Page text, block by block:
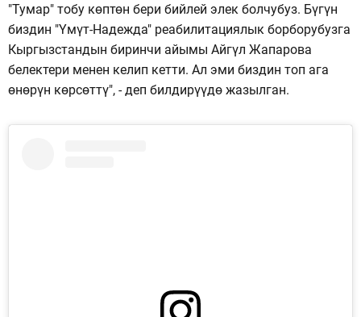
"Тумар" тобу көптөн бери бийлей элек болчубуз. Бүгүн
биздин "Үмүт-Надежда" реабилитациялык борборубузга
Кыргызстандын биринчи айымы Айгүл Жапарова
белектери менен келип кетти. Ал эми биздин топ ага
өнөрүн көрсөттү", - деп билдирүүдө жазылган.